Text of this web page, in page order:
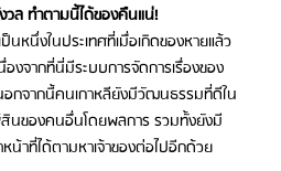
วล ทำตามนี้ได้ของคืนแน่!
นหนึ่งในประเทศที่เมื่อเกิดของหายแล้ว
งจากที่นี่มีระบบการจัดการเรื่องของ
กจากนี้คนเกาหลียังมีวัฒนธรรมที่ดีใน
นของคนอื่นโดยพลการ รวมทั้งยังมี
น้าที่ได้ตามหาเจ้าของต่อไปอีกด้วย